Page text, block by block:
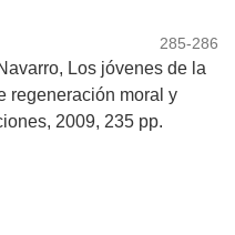
285-286
Los jóvenes de la
regeneración moral y
2009, 235 pp.